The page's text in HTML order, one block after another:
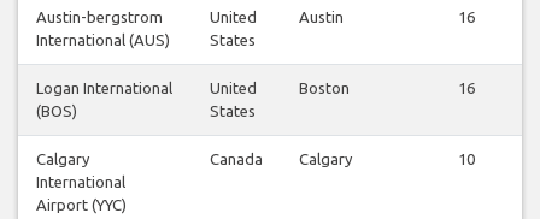
Austin-bergstrom
International (AUS)
United
States
Austin 16
Logan International
(BOS)
United
States
Boston 16
Calgary
International
Airport (YYC)
Canada Calgary 10